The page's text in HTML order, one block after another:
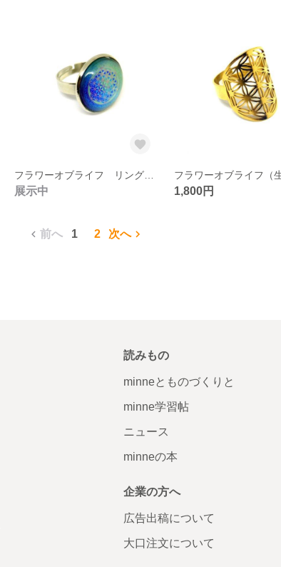
フラワーオブライフ リング／指輪（ブルー）（生命の花/神聖幾何学）
展示中 1,800円
前へ 1 2 次へ
読みもの
minneとものづくりと
minne学習帖
ニュース
minneの本
企業の方へ
広告出稿について
大口注文について